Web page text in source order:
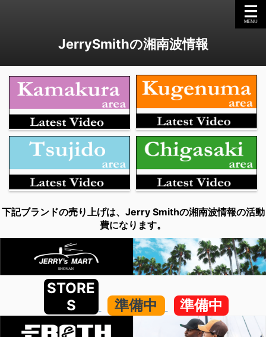
JerrySmithの湘南波情報
下記ブランドの売り上げは、Jerry Smithの湘南波情報の活動
費になります。
STORE
S
準備中 準備中